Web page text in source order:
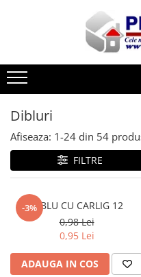
Toate Produsele
Materiale pentru construcții
Ciment și adezivi
Adezivi
Chituri
Ciment, Mortar, Tinci, Nisip,
Glet, Ipsos
Cuie și sârmă
Cuie construcții
Sârmă ghimpată
Sârmă laminată (tip NATO)
Dibluri
Afiseaza: 1-24 din 54
FILTRE
-3%DIBLU CU CARLIG 12
0,98 Lei
0,95 Lei
ADAUGA IN COS